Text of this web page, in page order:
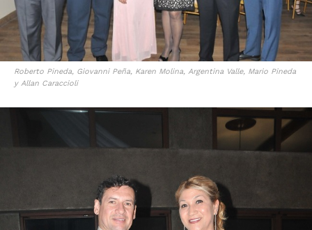
Roberto Pineda, Giovanni Peña, Karen Molina, Argentina Valle, Mario Pineda
y Allan Caraccioli